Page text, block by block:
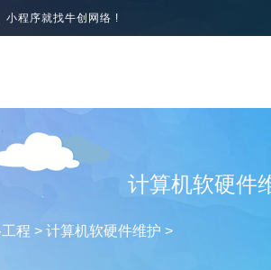
小程序就找牛创网络 !
计算机软硬件
程 >计算机软硬件维护 >